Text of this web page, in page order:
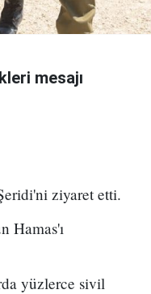
mesajı
ziyaret etti.
Hamas'ı
yüzlerce sivil